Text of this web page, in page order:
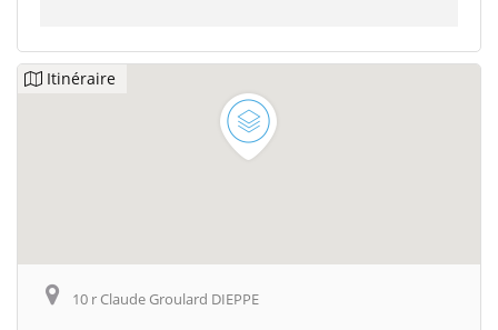
Itinéraire
10 r Claude Groulard DIEPPE